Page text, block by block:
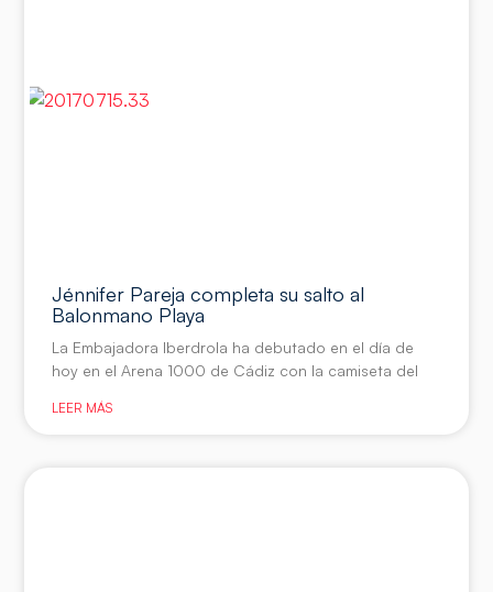
Jénnifer Pareja completa su salto al
Balonmano Playa
La Embajadora Iberdrola ha debutado en el día de
hoy en el Arena 1000 de Cádiz con la camiseta del
LEER MÁS